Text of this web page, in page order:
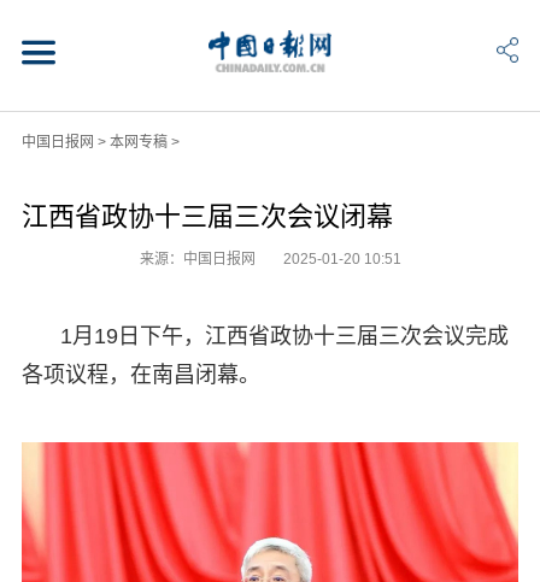
中国日报网 > 本网专稿>
江西省政协十三届三次会议闭幕
来源：中国日报网 2025-01-20 10:51
1月19日下午，江西省政协十三届三次会议完成
各项议程，在南昌闭幕。